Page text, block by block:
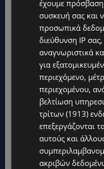
στα social media,
της Μάργκαρετ
Ψυχρού Πολέμου. Η
πρωθυπουργός από
τρίτη γυναίκα
χώρας, μετά τη
Τερέζα Μέι. Η νέα
Βρετανίας ανέβηκε
και
τιμή της να εκλεγεί
πρωθυπουργός.
έχουμε
συσκευή σας και
προσωπικά
διεύθυνση IP
αναγνωριστικά
για
περιεχόμενο,
περιεχομένου,
βελτίωση
τρίτων (1913)
επεξεργάζονται
αυτούς και
ακριβών